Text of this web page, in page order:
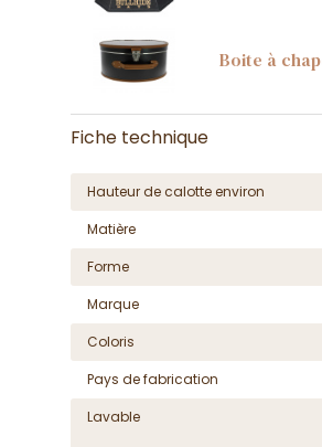
Boite à
Fiche technique
Hauteur de calotte environ
Matière
Forme
Marque
Coloris
Pays de fabrication
Lavable